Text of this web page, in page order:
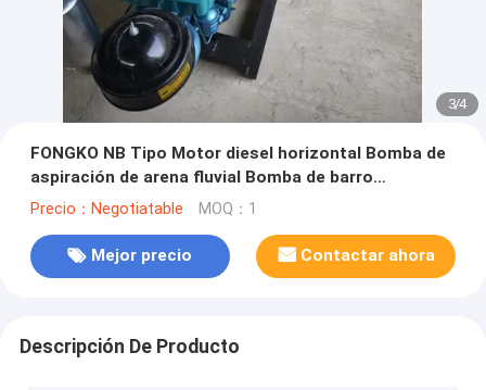
3/4
FONGKO NB Tipo Motor diesel horizontal Bomba de
aspiración de arena fluvial Bomba de barro
resistente al desgaste Bomba de arena
Precio：Negotiatable MOQ：1
Mejor precio Contactar ahora
Descripción De Producto